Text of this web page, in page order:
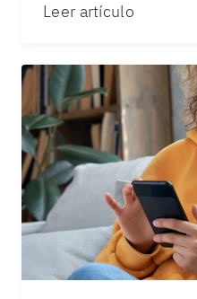
Leer artículo